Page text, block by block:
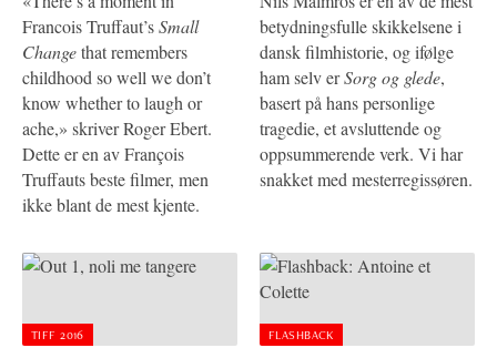
Francois Truffaut’sSmall
Changethat remembers
childhood so well we don’t
know whether to laugh or
ache,» skriver Roger Ebert.
Dette er en av François
Truffauts beste filmer, men
ikke blant de mest kjente.
betydningsfulle skikkelsene i
dansk filmhistorie, og ifølge
ham selv erSorg og glede,
basert på hans personlige
tragedie, et avsluttende og
oppsummerende verk. Vi har
snakket med mesterregissøren.
TIFF 2016 FLASHBACK